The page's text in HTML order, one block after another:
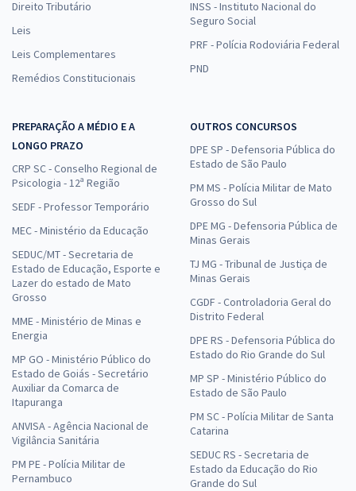
Direito Tributário
Leis
Leis Complementares
Remédios Constitucionais
INSS - Instituto Nacional do
Seguro Social
PRF - Polícia Rodoviária Federal
PND
PREPARAÇÃO A MÉDIO E A
LONGO PRAZO
CRP SC - Conselho Regional de
Psicologia - 12ª Região
SEDF - Professor Temporário
MEC - Ministério da Educação
SEDUC/MT - Secretaria de
Estado de Educação, Esporte e
Lazer do estado de Mato
Grosso
MME - Ministério de Minas e
Energia
MP GO - Ministério Público do
Estado de Goiás - Secretário
Auxiliar da Comarca de
Itapuranga
ANVISA - Agência Nacional de
Vigilância Sanitária
PM PE - Polícia Militar de
Pernambuco
OUTROS CONCURSOS
DPE SP - Defensoria Pública do
Estado de São Paulo
PM MS - Polícia Militar de Mato
Grosso do Sul
DPE MG - Defensoria Pública de
Minas Gerais
TJ MG - Tribunal de Justiça de
Minas Gerais
CGDF - Controladoria Geral do
Distrito Federal
DPE RS - Defensoria Pública do
Estado do Rio Grande do Sul
MP SP - Ministério Público do
Estado de São Paulo
PM SC - Polícia Militar de Santa
Catarina
SEDUC RS - Secretaria de
Estado da Educação do Rio
Grande do Sul